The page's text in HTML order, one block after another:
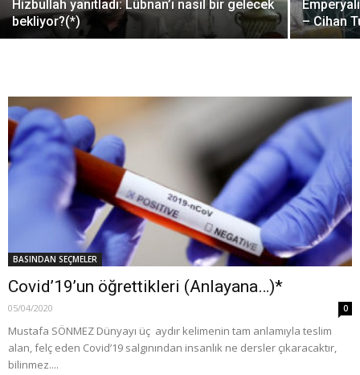
Hizbullah yanıtladı: Lübnan’ı nasıl bir gelecek
bekliyor?(*)
– Cihan
BASINDAN SEÇMELER
Covid’19’un öğrettikleri (Anlayana…)*
05/04/2020 0
Mustafa SÖNMEZ Dünyayı üç aydır kelimenin tam anlamıyla teslim
alan, felç eden Covid’19 salgınından insanlık ne dersler çıkaracaktır,
bilinmez....